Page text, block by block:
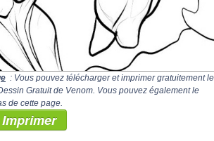
: Vous pouvez télécharger et imprimer gratuitement le
Gratuit de Venom. Vous pouvez également le
de cette page.
Imprimer